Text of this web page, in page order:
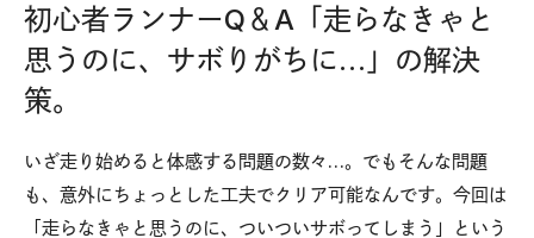
初心者ランナーQ＆A「走らなきゃと
思うのに、サボりがちに…」の解決
策。
いざ走り始めると体感する問題の数々…。でもそんな問題
も、意外にちょっとした工夫でクリア可能なんです。今回は
「走らなきゃと思うのに、ついついサボってしまう」という